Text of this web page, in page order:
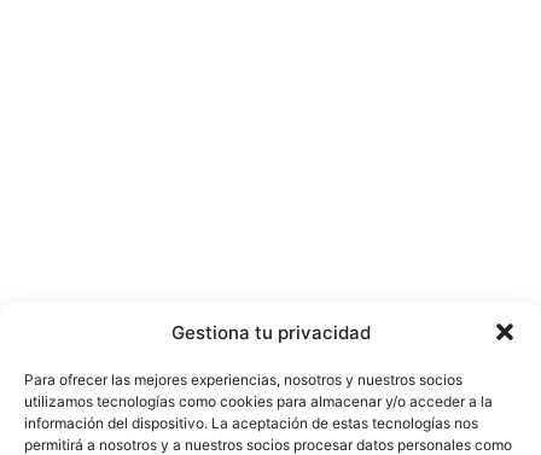
Gestiona tu privacidad
Para ofrecer las mejores experiencias, nosotros y nuestros socios
utilizamos tecnologías como cookies para almacenar y/o acceder a la
información del dispositivo. La aceptación de estas tecnologías nos
permitirá a nosotros y a nuestros socios procesar datos personales como